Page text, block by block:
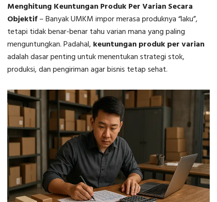
Menghitung Keuntungan Produk Per Varian Secara
Objektif–Banyak UMKM impor merasa produknya “laku”,
tetapi tidak benar-benar tahu varian mana yang paling
menguntungkan. Padahal, keuntungan produk per varian
adalah dasar penting untuk menentukan strategi stok,
produksi, dan pengiriman agar bisnis tetap sehat.